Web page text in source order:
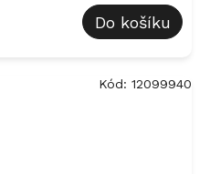
Do košíku
Kód: 12099940